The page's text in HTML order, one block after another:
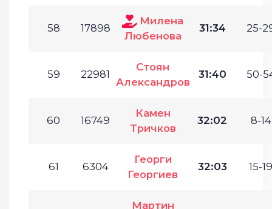
58 17898
Милена
Любенова
31:34 25-
59 22981
Стоян
Александров
31:40 50-
60 16749
Камен
Тричков
32:02 8-
61 6304
Георги
Георгиев
32:03 15-
Мартин